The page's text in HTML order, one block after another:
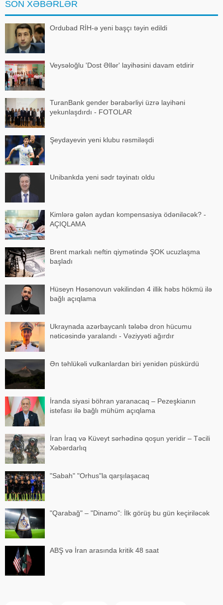
SON XƏBƏRLƏR
Ordubad RİH-ə yeni başçı təyin edildi
Veysəloğlu 'Dost Əllər' layihəsini davam etdirir
TuranBank gender bərabərliyi üzrə layihəni
yekunlaşdırdı - FOTOLAR
Şeydayevin yeni klubu rəsmiləşdi
Unibankda yeni sədr təyinatı oldu
Kimlərə gələn aydan kompensasiya ödəniləcək? -
AÇIQLAMA
Brent markalı neftin qiymətində ŞOK ucuzlaşma
başladı
Hüseyn Həsənovun vəkilindən 4 illik həbs hökmü ilə
bağlı açıqlama
Ukraynada azərbaycanlı tələbə dron hücumu
nəticəsində yaralandı - Vəziyyəti ağırdır
Ən təhlükəli vulkanlardan biri yenidən püskürdü
İranda siyasi böhran yaranacaq – Pezeşkianın
istefası ilə bağlı mühüm açıqlama
İran İraq və Küveyt sərhədinə qoşun yeridir – Təcili
Xəbərdarlıq
"Sabah" "Orhus"la qarşılaşacaq
"Qarabağ" – "Dinamo": İlk görüş bu gün keçiriləcək
ABŞ və İran arasında kritik 48 saat